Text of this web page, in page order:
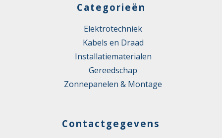
Categorieën
Elektrotechniek
Kabels en Draad
Installatiematerialen
Gereedschap
Zonnepanelen & Montage
Contactgegevens